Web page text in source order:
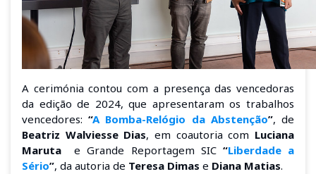
A cerimónia contou com a presença das vencedoras
da edição de 2024, que apresentaram os trabalhos
vencedores:“A Bomba-Relógio da Abstenção”, de
Beatriz Walviesse Dias, em coautoria com Luciana
Maruta e Grande Reportagem SIC “Liberdade a
Sério”, da autoria de Teresa Dimas e Diana Matias.